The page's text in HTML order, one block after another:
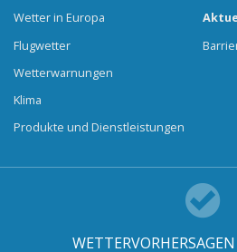
Wetter in Europa
Flugwetter
Wetterwarnungen
Klima
Produkte und Dienstleistungen